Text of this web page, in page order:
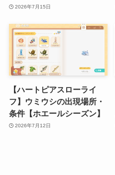
2026年7月15日
【ハートピアスローライ
フ】ウミウシの出現場所・
条件【ホエールシーズン】
2026年7月12日